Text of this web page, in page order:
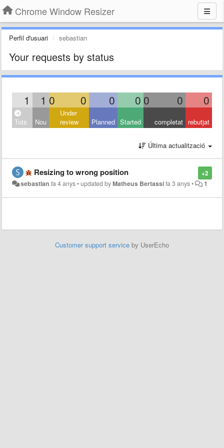
Chrome Window Resizer
Perfil d'usuari sebastian
Your requests by status
1 1 0 0 0 0 0 0 0
Tots Nou
Under
review
Planned Started completat rebutjat
Última actualització
+2
Resizing to wrong position
sebastian fa 4 anys•updated byMatheus Bertassifa 3 anys• 1
Customer support service by UserEcho